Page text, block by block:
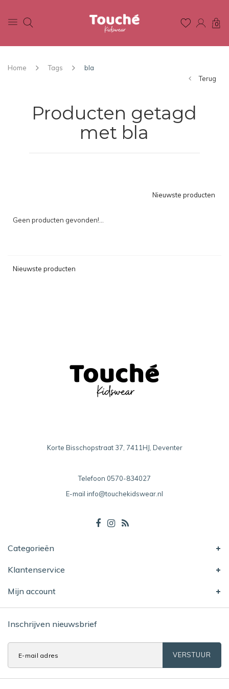
0
Home Tags
bla
Terug
Producten getagd
met bla
Nieuwste producten
Geen producten gevonden!...
Nieuwste producten
Korte Bisschopstraat 37, 7411HJ, Deventer
Telefoon 0570-834027
E-mail info@touchekidswear.nl
Categorieën
Klantenservice
Mijn account
Inschrijven nieuwsbrief
VERSTUUR